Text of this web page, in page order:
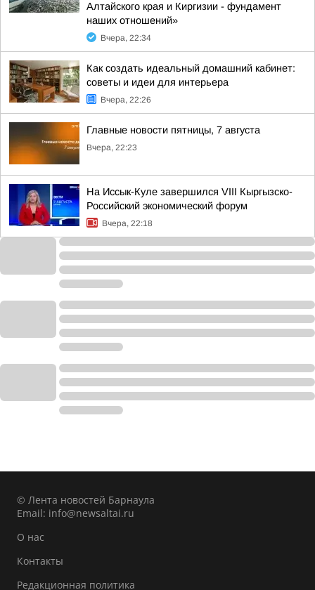
Алтайского края и Киргизии - фундамент
наших отношений»
Вчера, 22:34
Как создать идеальный домашний кабинет:
советы и идеи для интерьера
Вчера, 22:26
Главные новости пятницы, 7 августа
Вчера, 22:23
На Иссык-Куле завершился VIII Кыргызско-
Российский экономический форум
Вчера, 22:18
© Лента новостей Барнаула
Email: info@newsaltai.ru
О нас
Контакты
Редакционная политика